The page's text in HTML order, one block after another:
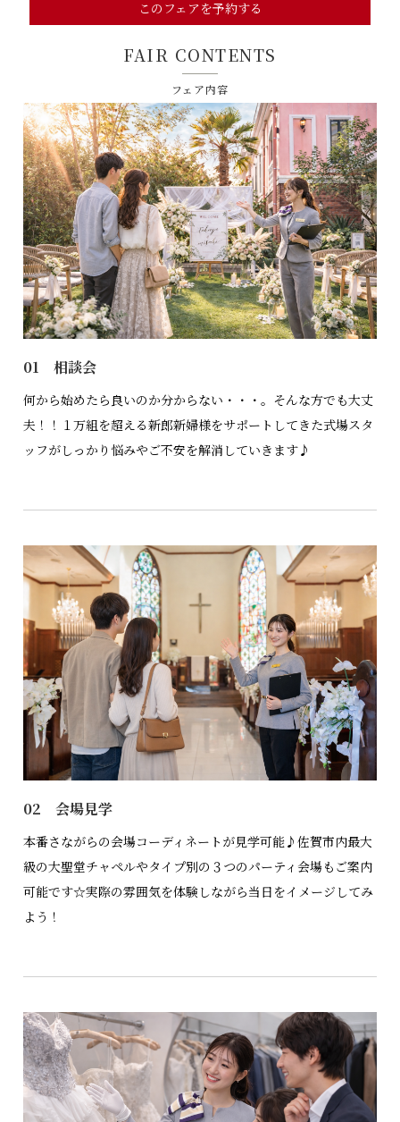
このフェアを予約する
FAIR CONTENTS
フェア内容
01 相談会
何から始めたら良いのか分からない・・・。そんな方でも大丈
夫！！１万組を超える新郎新婦様をサポートしてきた式場スタ
ッフがしっかり悩みやご不安を解消していきます♪
02 会場見学
本番さながらの会場コーディネートが見学可能♪佐賀市内最大
級の大聖堂チャペルやタイプ別の３つのパーティ会場もご案内
可能です☆実際の雰囲気を体験しながら当日をイメージしてみ
よう！